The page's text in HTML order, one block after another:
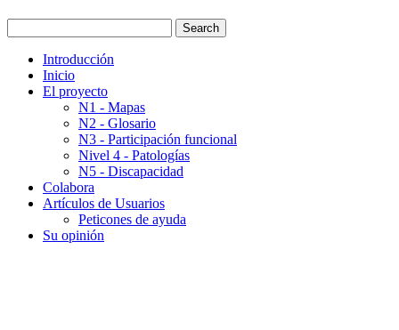
Introducción
Inicio
El proyecto
N1 - Mapas
N2 - Glosario
N3 - Participación funcional
Nivel 4 - Patologías
N5 - Discapacidad
Colabora
Artículos de Usuarios
Peticones de ayuda
Su opinión